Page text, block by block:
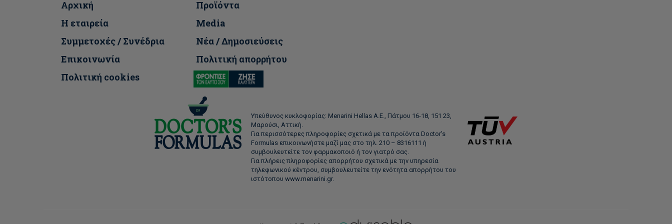
Αρχική
Προϊόντα
Η εταιρεία
Media
Συμμετοχές / Συνέδρια
Νέα / Δημοσιεύσεις
Επικοινωνία
Πολιτική απορρήτου
Πολιτική cookies
Υπεύθυνος κυκλοφορίας: Menarini Hellas Α.Ε., Πάτμου 16-18, 151 23,
Μαρούσι, Αττική.
Για περισσότερες πληροφορίες σχετικά με τα προϊόντα Doctor's
Formulas επικοινωνήστε μαζί μας στο τηλ. 210 – 8316111 ή
συμβουλευτείτε τον φαρμακοποιό ή τον γιατρό σας.
Για πλήρεις πληροφορίες απορρήτου σχετικά με την υπηρεσία
τηλεφωνικού κέντρου, συμβουλευτείτε την ενότητα απορρήτου του
ιστότοπου www.menarini.gr.